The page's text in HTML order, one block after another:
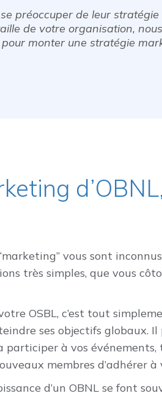
préoccuper de leur stratégie
de votre organisation,
monter une stratégie
vous sont
très simples, que vous
OSBL, c’est tout
ses objectifs globaux. Il
participer à vos
membres d’adhérer
d’un OBNL se font